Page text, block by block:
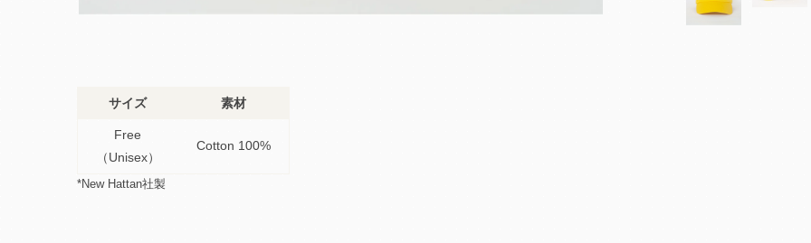
サイズ 素材
Free
（Unisex）
Cotton 100%
*New Hattan社製